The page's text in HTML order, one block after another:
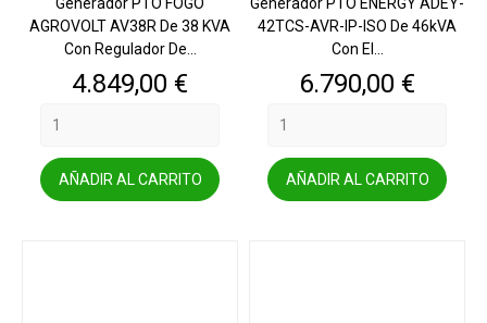
AGROVOLT AV38R De 38 KVA
Con Regulador De...
Precio
4.849,00 €
AÑADIR AL CARRITO
42TCS-AVR-IP-ISO De 46kVA
Con El...
Precio
6.790,00 €
AÑADIR AL CARRITO